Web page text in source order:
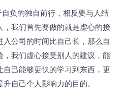
我们首先要做的就是虚心的接
公司的时间比自己长，那么自
我们虚心接受别人的建议，能
己能够更快的学习到东西，更
自己个人影响力的目的。